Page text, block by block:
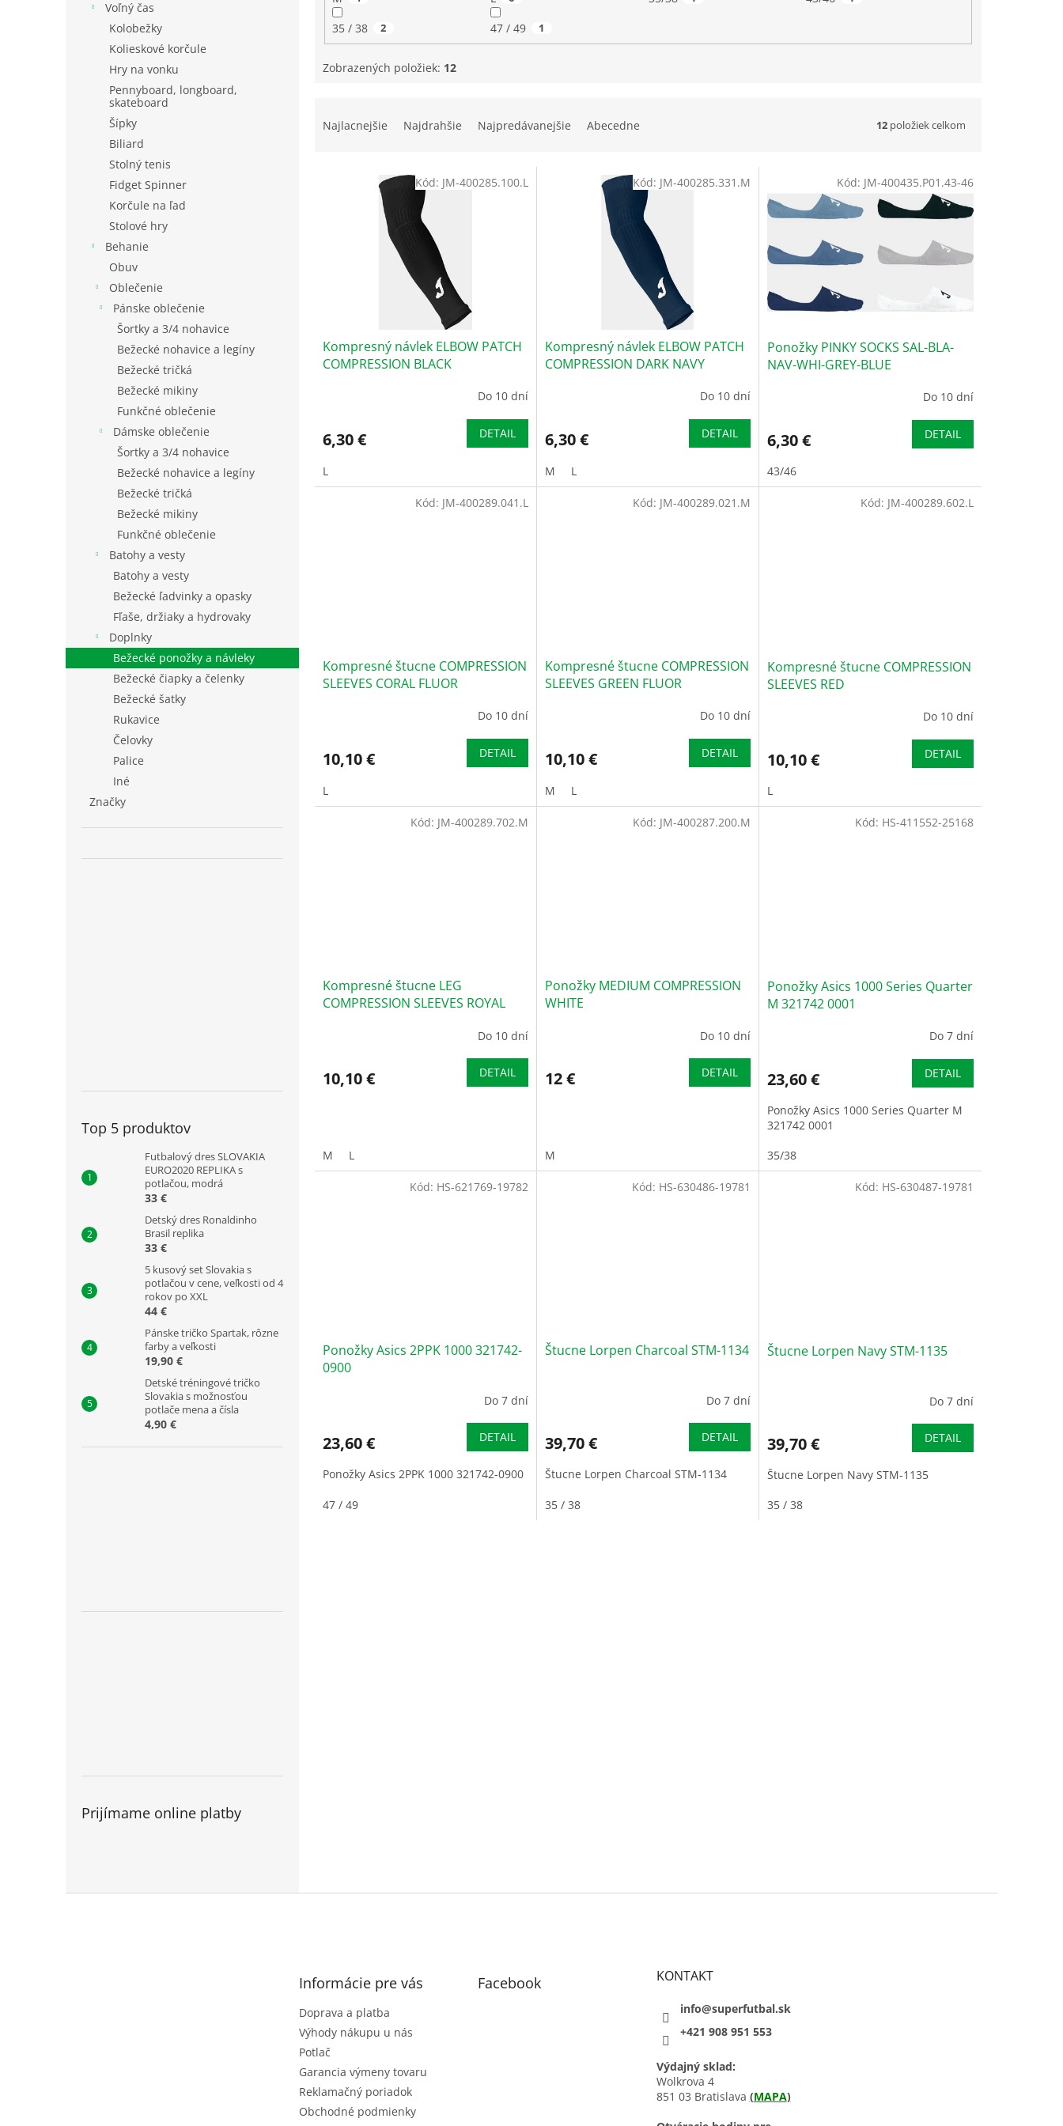
Voľný čas
Kolobežky
Kolieskové korčule
Hry na vonku
Pennyboard, longboard,
skateboard
Šípky
Biliard
Stolný tenis
Fidget Spinner
Korčule na ľad
Stolové hry
Behanie
Obuv
Oblečenie
Pánske oblečenie
Šortky a 3/4 nohavice
Bežecké nohavice a legíny
Bežecké tričká
Bežecké mikiny
Funkčné oblečenie
Dámske oblečenie
Šortky a 3/4 nohavice
Bežecké nohavice a legíny
Bežecké tričká
Bežecké mikiny
Funkčné oblečenie
Batohy a vesty
Batohy a vesty
Bežecké ľadvinky a opasky
Fľaše, držiaky a hydrovaky
Doplnky
Bežecké ponožky a návleky
Bežecké čiapky a čelenky
Bežecké šatky
Rukavice
Čelovky
Palice
Iné
Značky
Top 5 produktov
Futbalový dres SLOVAKIA
EURO2020 REPLIKA s
potlačou, modrá
33 €
Detský dres Ronaldinho
Brasil replika
33 €
5 kusový set Slovakia s
potlačou v cene, veľkosti od 4
rokov po XXL
44 €
Pánske tričko Spartak, rôzne
farby a veľkosti
19,90 €
Detské tréningové tričko
Slovakia s možnosťou
potlače mena a čísla
4,90 €
Prijímame online platby
35 / 38 2 47 / 49 1
Zobrazených položiek: 12
Najlacnejšie Najdrahšie Najpredávanejšie Abecedne 12 položiek celkom
Kompresný návlek ELBOW PATCH
COMPRESSION BLACK
Do 10 dní
6,30 € DETAIL
L
Kód: JM-400285.100.L
Kompresný návlek ELBOW PATCH
COMPRESSION DARK NAVY
Do 10 dní
6,30 € DETAIL
M L
Kód: JM-400285.331.M
Ponožky PINKY SOCKS SAL-BLA-
NAV-WHI-GREY-BLUE
Do 10 dní
6,30 € DETAIL
43/46
Kód: JM-400435.P01.43-46
Kompresné štucne COMPRESSION
SLEEVES CORAL FLUOR
Do 10 dní
10,10 € DETAIL
L
Kód: JM-400289.041.L
Kompresné štucne COMPRESSION
SLEEVES GREEN FLUOR
Do 10 dní
10,10 € DETAIL
M L
Kód: JM-400289.021.M
Kompresné štucne COMPRESSION
SLEEVES RED
Do 10 dní
10,10 € DETAIL
L
Kód: JM-400289.602.L
Kompresné štucne LEG
COMPRESSION SLEEVES ROYAL
Do 10 dní
10,10 € DETAIL
M L
Kód: JM-400289.702.M
Ponožky MEDIUM COMPRESSION
WHITE
Do 10 dní
12 € DETAIL
M
Kód: JM-400287.200.M
Ponožky Asics 1000 Series Quarter
M 321742 0001
Do 7 dní
23,60 € DETAIL
Ponožky Asics 1000 Series Quarter M
321742 0001
35/38
Kód: HS-411552-25168
Ponožky Asics 2PPK 1000 321742-
0900
Do 7 dní
23,60 € DETAIL
Ponožky Asics 2PPK 1000 321742-0900
47 / 49
Kód: HS-621769-19782
Štucne Lorpen Charcoal STM-1134
Do 7 dní
39,70 € DETAIL
Štucne Lorpen Charcoal STM-1134
35 / 38
Kód: HS-630486-19781
Štucne Lorpen Navy STM-1135
Do 7 dní
39,70 € DETAIL
Štucne Lorpen Navy STM-1135
35 / 38
Kód: HS-630487-19781
Informácie pre vás
Doprava a platba
Výhody nákupu u nás
Potlač
Garancia výmeny tovaru
Reklamačný poriadok
Obchodné podmienky
Facebook KONTAKT
info@superfutbal.sk
+421 908 951 553
Výdajný sklad:
Wolkrova 4
851 03 Bratislava (MAPA)